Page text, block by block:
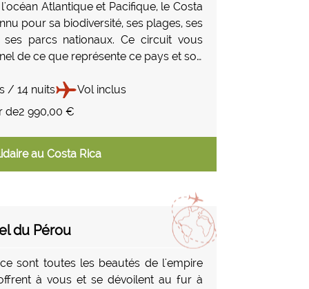
Atlantique et Pacifique, le Costa
pour sa biodiversité, ses plages, ses
parcs nationaux. Ce circuit vous
de ce que représente ce pays et son
Atlantique et les célèbres plages de
là où les tortues viennent se
tous les ans par milliers. Ensuite cap à
parcs nationaux, chutes d'eaux
et plantations de café, pour
sur San José, la capitale.
/ 14 nuits
Vol inclus
de2 990,00 €
au Costa Rica
du Pérou
sont toutes les beautés de l'empire
à vous et se dévoilent au fur à